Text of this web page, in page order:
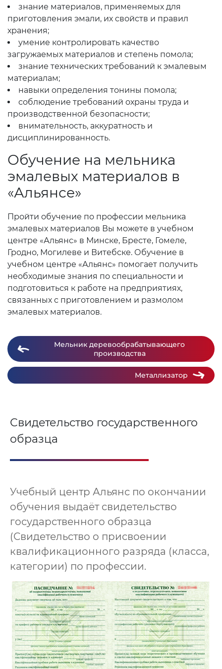
знание материалов, применяемых для
приготовления эмали, их свойств и правил
хранения;
умение контролировать качество
загружаемых материалов и степень помола;
знание технических требований к эмалевым
материалам;
навыки определения тонины помола;
соблюдение требований охраны труда и
производственной безопасности;
внимательность, аккуратность и
дисциплинированность.
Обучение на мельника
эмалевых материалов в
«Альянсе»
Пройти обучение по профессии мельника
эмалевых материалов Вы можете в учебном
центре «Альянс» в Минске, Бресте, Гомеле,
Гродно, Могилеве и Витебске. Обучение в
учебном центре «Альянс» помогает получить
необходимые знания по специальности и
подготовиться к работе на предприятиях,
связанных с приготовлением и размолом
эмалевых материалов.
Мельник деревообрабатывающего
производства
Металлизатор
Свидетельство государственного
образца
Учебный центр Альянс по окончании
обучения выдаёт свидетельство
государственного образца
(Свидетельство о присвоении
квалификационного разряда (класса,
категории) по профессии.